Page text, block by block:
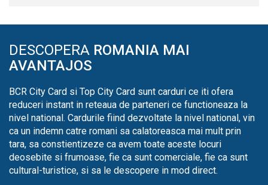
DESCOPERA ROMANIA MAI
AVANTAJOS
BCR City Card si Top City Card sunt carduri ce iti ofera
reduceri instant in reteaua de parteneri ce functioneaza la
nivel national. Cardurile fiind dezvoltate la nivel national, vin
ca un indemn catre romani sa calatoreasca mai mult prin
tara, sa constientizeze ca avem toate aceste locuri
deosebite si frumoase, fie ca sunt comerciale, fie ca sunt
cultural-turistice, si sa le descopere in mod direct.